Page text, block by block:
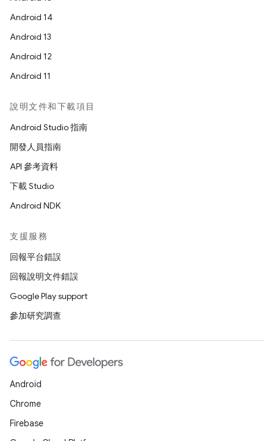
Android 14
Android 13
Android 12
Android 11
說明文件和下載項目
Android Studio 指南
開發人員指南
API 參考資料
下載 Studio
Android NDK
支援服務
回報平台錯誤
回報說明文件錯誤
Google Play support
參加研究調查
Android
Chrome
Firebase